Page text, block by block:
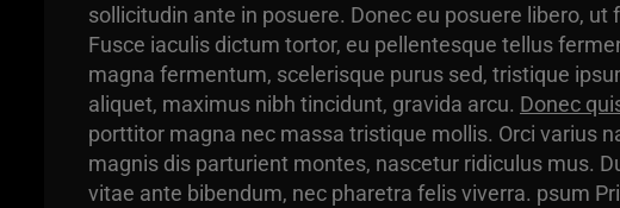
sollicitudin ante in posuere. Donec eu posuere libero, ut
Fusce iaculis dictum tortor, eu pellentesque tellus
magna fermentum, scelerisque purus sed, tristique
aliquet, maximus nibh tincidunt, gravida arcu. Donec
porttitor magna nec massa tristique mollis. Orci varius
magnis dis parturient montes, nascetur ridiculus mus.
vitae ante bibendum, nec pharetra felis viverra. psum